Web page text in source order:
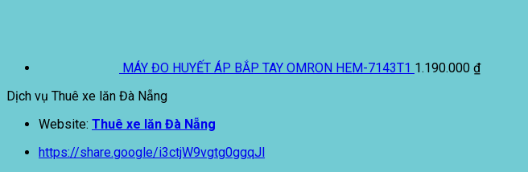
MÁY ĐO HUYẾT ÁP BẮP TAY OMRON HEM-7143T1 1.190.000 ₫
Dịch vụ Thuê xe lăn Đà Nẵng
Website: Thuê xe lăn Đà Nẵng
https://share.google/i3ctjW9vgtg0ggqJl